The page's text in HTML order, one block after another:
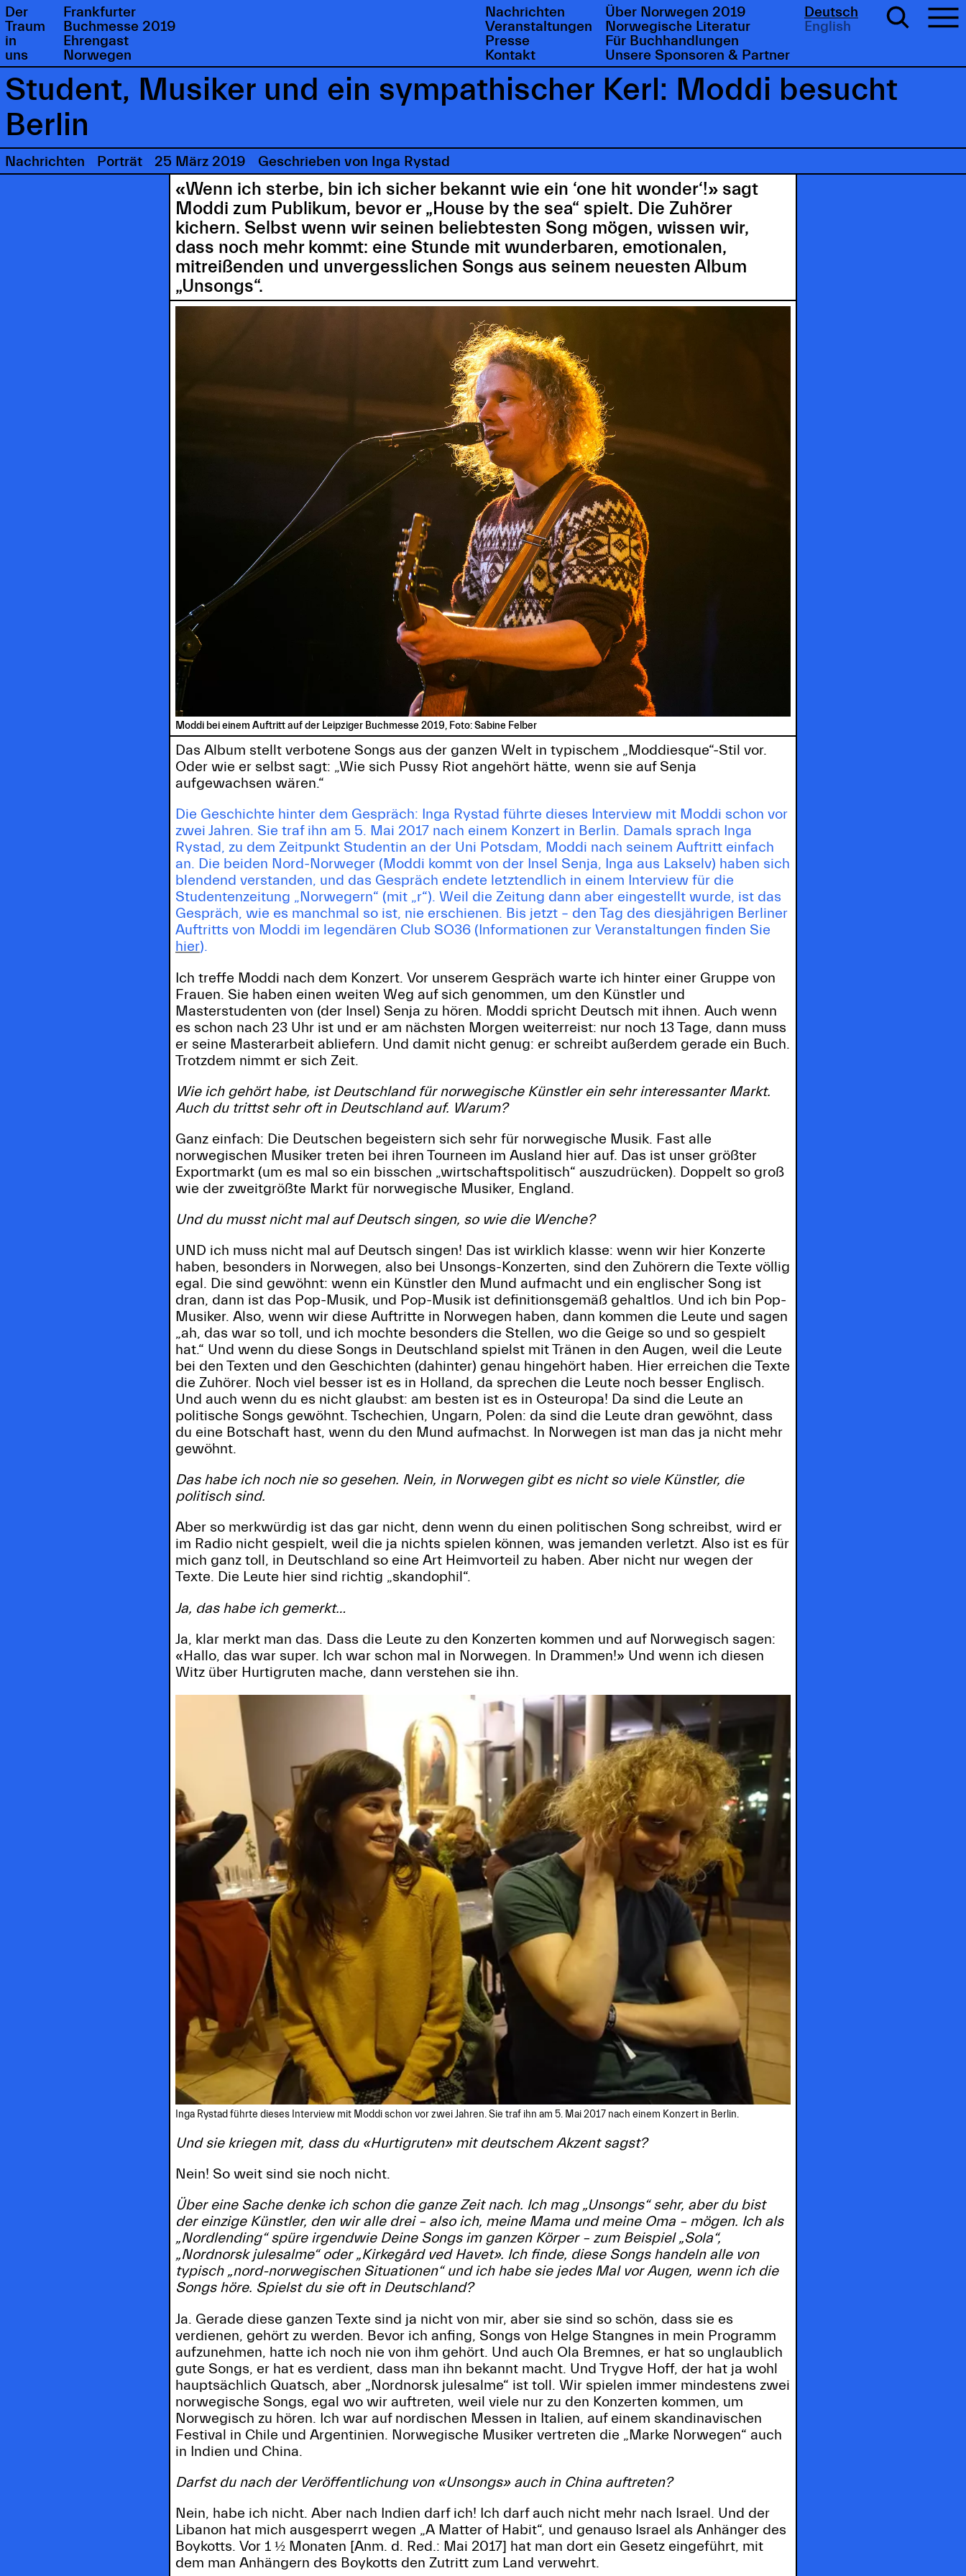
Der
Traum
in
uns
Frankfurter
Buchmesse 2019
Ehrengast
Norwegen
Nachrichten
Veranstaltungen
Presse
Kontakt
Über Norwegen 2019
Norwegische Literatur
Für Buchhandlungen
Unsere Sponsoren & Partner
Deutsch
English
Student, Musiker und ein sympathischer Kerl: Moddi besucht
Berlin
Nachrichten Porträt 25 März 2019 Geschrieben von Inga Rystad
«Wenn ich sterbe, bin ich sicher bekannt wie ein ‘one hit wonder‘!» sagt
Moddi zum Publikum, bevor er „House by the sea“ spielt. Die Zuhörer
kichern. Selbst wenn wir seinen beliebtesten Song mögen, wissen wir,
dass noch mehr kommt: eine Stunde mit wunderbaren, emotionalen,
mitreißenden und unvergesslichen Songs aus seinem neuesten Album
„Unsongs“.
Moddi bei einem Auftritt auf der Leipziger Buchmesse 2019, Foto: Sabine Felber
Das Album stellt verbotene Songs aus der ganzen Welt in typischem „Moddiesque“-Stil vor.
Oder wie er selbst sagt: „Wie sich Pussy Riot angehört hätte, wenn sie auf Senja
aufgewachsen wären.“
Die Geschichte hinter dem Gespräch: Inga Rystad führte dieses Interview mit Moddi schon vor
zwei Jahren. Sie traf ihn am 5. Mai 2017 nach einem Konzert in Berlin. Damals sprach Inga
Rystad, zu dem Zeitpunkt Studentin an der Uni Potsdam, Moddi nach seinem Auftritt einfach
an. Die beiden Nord-Norweger (Moddi kommt von der Insel Senja, Inga aus Lakselv) haben sich
blendend verstanden, und das Gespräch endete letztendlich in einem Interview für die
Studentenzeitung „Norwegern“ (mit „r“). Weil die Zeitung dann aber eingestellt wurde, ist das
Gespräch, wie es manchmal so ist, nie erschienen. Bis jetzt – den Tag des diesjährigen Berliner
Auftritts von Moddi im legendären Club SO36 (Informationen zur Veranstaltungen finden Sie
hier).
Ich treffe Moddi nach dem Konzert. Vor unserem Gespräch warte ich hinter einer Gruppe von
Frauen. Sie haben einen weiten Weg auf sich genommen, um den Künstler und
Masterstudenten von (der Insel) Senja zu hören. Moddi spricht Deutsch mit ihnen. Auch wenn
es schon nach 23 Uhr ist und er am nächsten Morgen weiterreist: nur noch 13 Tage, dann muss
er seine Masterarbeit abliefern. Und damit nicht genug: er schreibt außerdem gerade ein Buch.
Trotzdem nimmt er sich Zeit.
Wie ich gehört habe, ist Deutschland für norwegische Künstler ein sehr interessanter Markt.
Auch du trittst sehr oft in Deutschland auf. Warum?
Ganz einfach: Die Deutschen begeistern sich sehr für norwegische Musik. Fast alle
norwegischen Musiker treten bei ihren Tourneen im Ausland hier auf. Das ist unser größter
Exportmarkt (um es mal so ein bisschen „wirtschaftspolitisch“ auszudrücken). Doppelt so groß
wie der zweitgrößte Markt für norwegische Musiker, England.
Und du musst nicht mal auf Deutsch singen, so wie die Wenche?
UND ich muss nicht mal auf Deutsch singen! Das ist wirklich klasse: wenn wir hier Konzerte
haben, besonders in Norwegen, also bei Unsongs-Konzerten, sind den Zuhörern die Texte völlig
egal. Die sind gewöhnt: wenn ein Künstler den Mund aufmacht und ein englischer Song ist
dran, dann ist das Pop-Musik, und Pop-Musik ist definitionsgemäß gehaltlos. Und ich bin Pop-
Musiker. Also, wenn wir diese Auftritte in Norwegen haben, dann kommen die Leute und sagen
„ah, das war so toll, und ich mochte besonders die Stellen, wo die Geige so und so gespielt
hat.“ Und wenn du diese Songs in Deutschland spielst mit Tränen in den Augen, weil die Leute
bei den Texten und den Geschichten (dahinter) genau hingehört haben. Hier erreichen die Texte
die Zuhörer. Noch viel besser ist es in Holland, da sprechen die Leute noch besser Englisch.
Und auch wenn du es nicht glaubst: am besten ist es in Osteuropa! Da sind die Leute an
politische Songs gewöhnt. Tschechien, Ungarn, Polen: da sind die Leute dran gewöhnt, dass
du eine Botschaft hast, wenn du den Mund aufmachst. In Norwegen ist man das ja nicht mehr
gewöhnt.
Das habe ich noch nie so gesehen. Nein, in Norwegen gibt es nicht so viele Künstler, die
politisch sind.
Aber so merkwürdig ist das gar nicht, denn wenn du einen politischen Song schreibst, wird er
im Radio nicht gespielt, weil die ja nichts spielen können, was jemanden verletzt. Also ist es für
mich ganz toll, in Deutschland so eine Art Heimvorteil zu haben. Aber nicht nur wegen der
Texte. Die Leute hier sind richtig „skandophil“.
Ja, das habe ich gemerkt…
Ja, klar merkt man das. Dass die Leute zu den Konzerten kommen und auf Norwegisch sagen:
«Hallo, das war super. Ich war schon mal in Norwegen. In Drammen!» Und wenn ich diesen
Witz über Hurtigruten mache, dann verstehen sie ihn.
Inga Rystad führte dieses Interview mit Moddi schon vor zwei Jahren. Sie traf ihn am 5. Mai 2017 nach einem Konzert in Berlin.
Und sie kriegen mit, dass du «Hurtigruten» mit deutschem Akzent sagst?
Nein! So weit sind sie noch nicht.
Über eine Sache denke ich schon die ganze Zeit nach. Ich mag „Unsongs“ sehr, aber du bist
der einzige Künstler, den wir alle drei – also ich, meine Mama und meine Oma – mögen. Ich als
„Nordlending“ spüre irgendwie Deine Songs im ganzen Körper – zum Beispiel „Sola“,
„Nordnorsk julesalme“ oder „Kirkegård ved Havet». Ich finde, diese Songs handeln alle von
typisch „nord-norwegischen Situationen“ und ich habe sie jedes Mal vor Augen, wenn ich die
Songs höre. Spielst du sie oft in Deutschland?
Ja. Gerade diese ganzen Texte sind ja nicht von mir, aber sie sind so schön, dass sie es
verdienen, gehört zu werden. Bevor ich anfing, Songs von Helge Stangnes in mein Programm
aufzunehmen, hatte ich noch nie von ihm gehört. Und auch Ola Bremnes, er hat so unglaublich
gute Songs, er hat es verdient, dass man ihn bekannt macht. Und Trygve Hoff, der hat ja wohl
hauptsächlich Quatsch, aber „Nordnorsk julesalme“ ist toll. Wir spielen immer mindestens zwei
norwegische Songs, egal wo wir auftreten, weil viele nur zu den Konzerten kommen, um
Norwegisch zu hören. Ich war auf nordischen Messen in Italien, auf einem skandinavischen
Festival in Chile und Argentinien. Norwegische Musiker vertreten die „Marke Norwegen“ auch
in Indien und China.
Darfst du nach der Veröffentlichung von «Unsongs» auch in China auftreten?
Nein, habe ich nicht. Aber nach Indien darf ich! Ich darf auch nicht mehr nach Israel. Und der
Libanon hat mich ausgesperrt wegen „A Matter of Habit“, und genauso Israel als Anhänger des
Boykotts. Vor 1 ½ Monaten [Anm. d. Red.: Mai 2017] hat man dort ein Gesetz eingeführt, mit
dem man Anhängern des Boykotts den Zutritt zum Land verwehrt.